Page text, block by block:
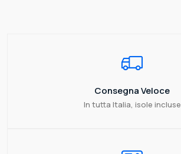
Consegna Veloce
In tutta Italia, isole incluse